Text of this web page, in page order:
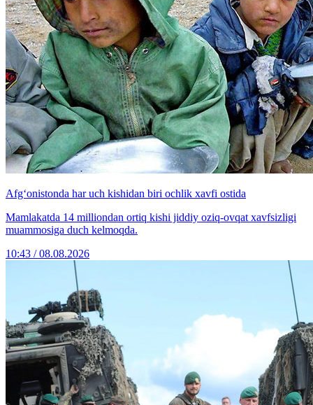
Afg‘onistonda har uch kishidan biri ochlik xavfi ostida
Mamlakatda 14 milliondan ortiq kishi jiddiy oziq-ovqat xavfsizligi
muammosiga duch kelmoqda.
10:43 / 08.08.2026